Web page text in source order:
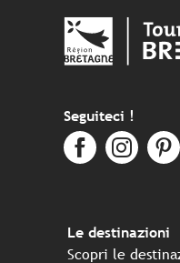
Seguiteci !
Le destinazioni
Scopri le